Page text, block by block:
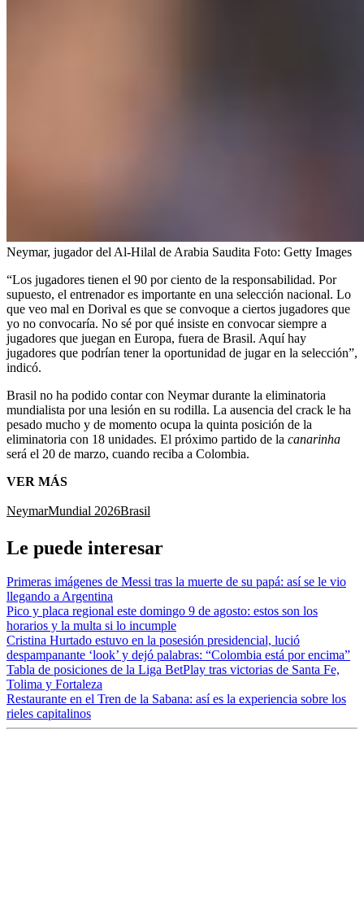
Neymar, jugador del Al-Hilal de Arabia Saudita Foto: Getty Images
“Los jugadores tienen el 90 por ciento de la responsabilidad. Por
supuesto, el entrenador es importante en una selección nacional. Lo
que veo mal en Dorival es que se convoque a ciertos jugadores que
yo no convocaría. No sé por qué insiste en convocar siempre a
jugadores que juegan en Europa, fuera de Brasil. Aquí hay
jugadores que podrían tener la oportunidad de jugar en la selección”,
indicó.
Brasil no ha podido contar con Neymar durante la eliminatoria
mundialista por una lesión en su rodilla. La ausencia del crack le ha
pesado mucho y de momento ocupa la quinta posición de la
eliminatoria con 18 unidades. El próximo partido de la canarinha
será el 20 de marzo, cuando reciba a Colombia.
VER MÁS
NeymarMundial 2026Brasil
Le puede interesar
Primeras imágenes de Messi tras la muerte de su papá: así se le vio
llegando a Argentina
Pico y placa regional este domingo 9 de agosto: estos son los
horarios y la multa si lo incumple
Cristina Hurtado estuvo en la posesión presidencial, lució
despampanante ‘look’ y dejó palabras: “Colombia está por encima”
Tabla de posiciones de la Liga BetPlay tras victorias de Santa Fe,
Tolima y Fortaleza
Restaurante en el Tren de la Sabana: así es la experiencia sobre los
rieles capitalinos